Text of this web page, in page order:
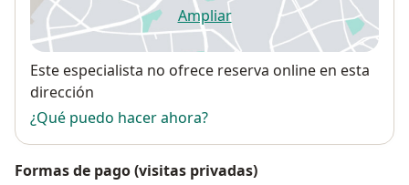
Ampliarse abre en una nueva
Disponibilidad
Este especialista no ofrece reserva online en esta
dirección
¿Qué puedo hacer ahora?
Formas de pago (visitas privadas)